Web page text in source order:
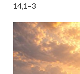
14,1–3